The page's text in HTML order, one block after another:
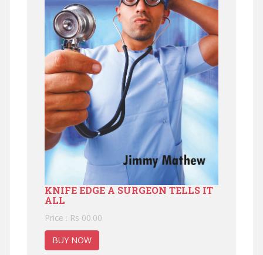
KNIFE EDGE A SURGEON TELLS IT
ALL
Price : Rs 00.00
BUY NOW